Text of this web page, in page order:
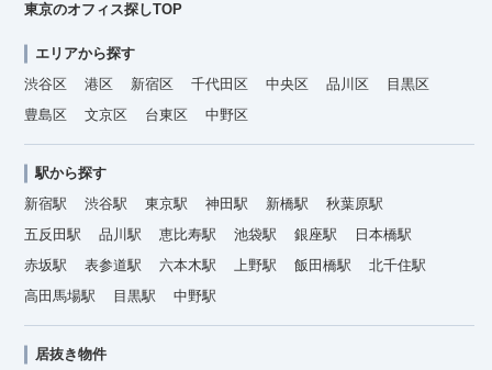
東京のオフィス探しTOP
エリアから探す
渋谷区
港区 新宿区 千代田区 中央区 品川区
目黒区
豊島区
文京区 台東区 中野区
駅から探す
新宿駅
渋谷駅 東京駅 神田駅 新橋駅
秋葉原駅
五反田駅
品川駅 恵比寿駅 池袋駅 銀座駅
日本橋駅
赤坂駅
表参道駅 六本木駅 上野駅 飯田橋駅
北千住駅
高田馬場駅
目黒駅 中野駅
居抜き物件